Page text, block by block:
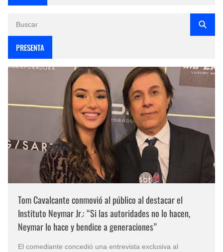
PRESENTA
Tom Cavalcante conmovió al público al destacar el
Instituto Neymar Jr.: “Si las autoridades no lo hacen,
Neymar lo hace y bendice a generaciones”
El comediante concedió una entrevista exclusiva al